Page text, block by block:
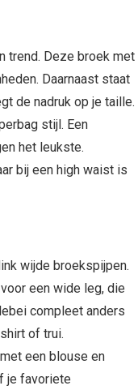
trend. Deze broek met
Daarnaast staat
de nadruk op je taille.
stijl. Een
het leukste.
bij een high waist is
wijde broekspijpen.
een wide leg, die
compleet anders
of trui.
een blouse en
je favoriete